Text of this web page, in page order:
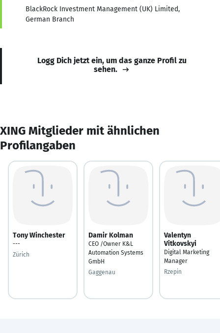
BlackRock Investment Management (UK) Limited,
German Branch
Logg Dich jetzt ein, um das ganze Profil zu
sehen.
XING Mitglieder mit ähnlichen
Profilangaben
Tony Winchester
---
Zürich
Damir Kolman
CEO /Owner K&L
Automation Systems
GmbH
Gaggenau
Valentyn
Vitkovskyi
Digital Marketing
Manager
Rzepin